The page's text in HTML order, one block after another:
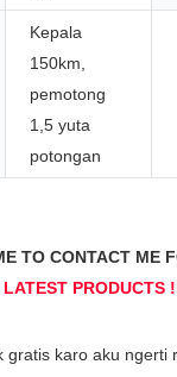
Kepala
150km,
pemotong
1,5 yuta
potongan